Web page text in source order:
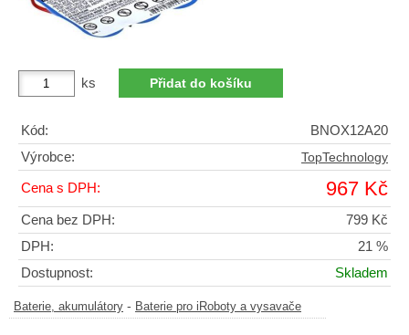
ks
Kód:
BNOX12A20
Výrobce:
TopTechnology
Cena s DPH: 967 Kč
Cena bez DPH:
799 Kč
DPH:
21 %
Dostupnost:
Skladem
Baterie, akumulátory - Baterie pro iRoboty a vysavače